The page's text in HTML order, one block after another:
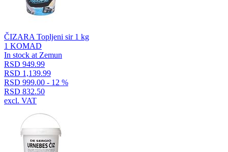
ČIZARA Topljeni sir 1 kg
1 KOMAD
In stock at Zemun
RSD 949.99
RSD 1,139.99
RSD 999.00 - 12 %
RSD 832.50
excl. VAT